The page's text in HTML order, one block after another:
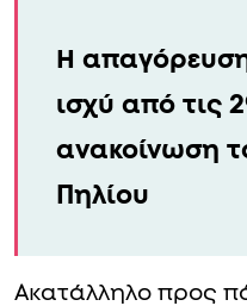
Η απαγόρευση
ισχύ από τις
ανακοίνωση
Πηλίου
Ακατάλληλο προς